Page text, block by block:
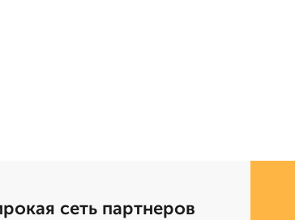
сеть партнеров